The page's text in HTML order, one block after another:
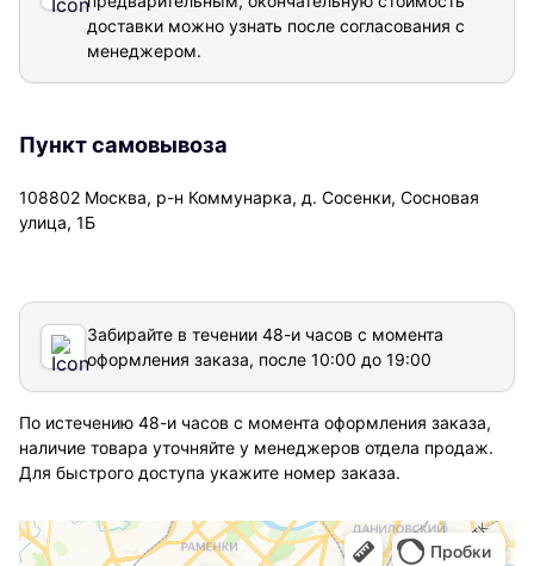
доставки можно узнать после согласования с
менеджером.
Пункт самовывоза
108802 Москва, р-н Коммунарка, д. Сосенки, Сосновая
улица, 1Б
Забирайте в течении 48-и часов с момента
оформления заказа, после 10:00 до 19:00
По истечению 48-и часов с момента оформления заказа,
наличие товара уточняйте у менеджеров отдела продаж.
Для быстрого доступа укажите номер заказа.